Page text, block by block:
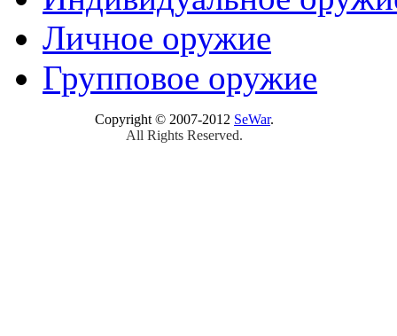
Личное оружие
Групповое оружие
Copyright © 2007-2012 SeWar.
All Rights Reserved.